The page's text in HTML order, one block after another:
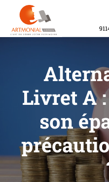
Livret A
son